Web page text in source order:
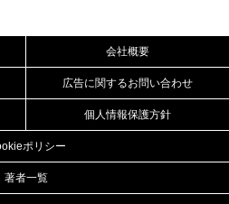
会社概要
広告に関するお問い合わせ
個人情報保護方針
ポリシー
著者一覧